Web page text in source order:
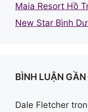
Maia Resort Hồ
New Star Bình
BÌNH LUẬN
Dale Fletcher